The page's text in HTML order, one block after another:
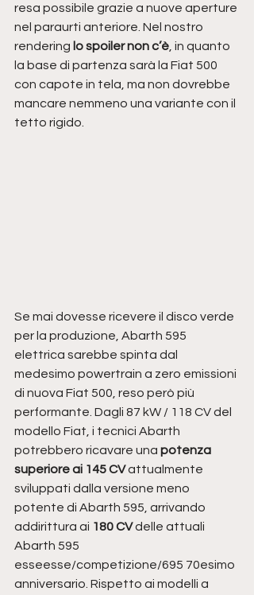
resa possibile grazie a nuove aperture
nel paraurti anteriore. Nel nostro
rendering lo spoiler non c’è , in quanto
la base di partenza sarà la Fiat 500
con capote in tela, ma non dovrebbe
mancare nemmeno una variante con il
tetto rigido.
Se mai dovesse ricevere il disco verde
per la produzione, Abarth 595
elettrica sarebbe spinta dal
medesimo powertrain a zero emissioni
di nuova Fiat 500, reso però più
performante. Dagli 87 kW / 118 CV del
modello Fiat, i tecnici Abarth
potrebbero ricavare una potenza
superiore ai 145 CV attualmente
sviluppati dalla versione meno
potente di Abarth 595, arrivando
addirittura ai 180 CV delle attuali
Abarth 595
esseesse/competizione/695 70esimo
anniversario. Rispetto ai modelli a